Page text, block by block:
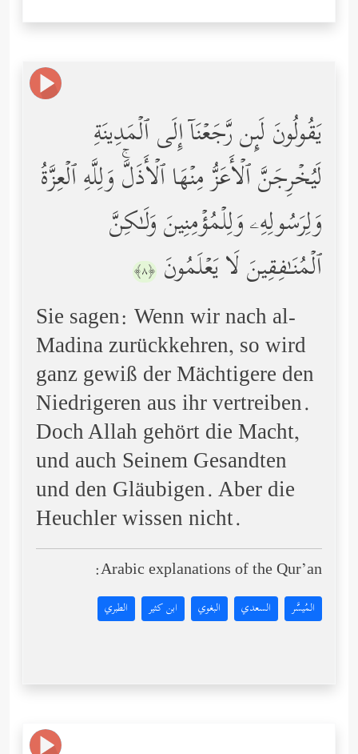
یَقُولُونَ لَىِٕن رَّجَعۡنَاۤ إِلَى ٱلۡمَدِینَةِ
لَیُخۡرِجَنَّ ٱلۡأَعَزُّ مِنۡهَا ٱلۡأَذَلَّۚ وَلِلَّهِ ٱلۡعِزَّةُ
وَلِرَسُولِهِۦ وَلِلۡمُؤۡمِنِینَ وَلَـٰكِنَّ
ٱلۡمُنَـٰفِقِینَ لَا یَعۡلَمُونَ ﴿٨﴾
Sie sagen: Wenn wir nach al-
Madina zurückkehren, so wird
ganz gewiß der Mächtigere den
Niedrigeren aus ihr vertreiben.
Doch Allah gehört die Macht,
und auch Seinem Gesandten
und den Gläubigen. Aber die
Heuchler wissen nicht.
Arabic explanations of the Qur’an:
المُيسَّر السعدي البغوي ابن كثير الطبري